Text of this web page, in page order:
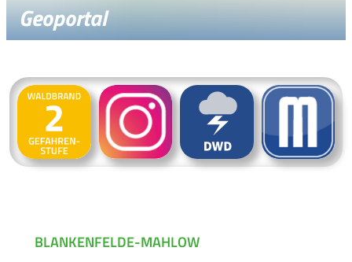
Geoportal
BLANKENFELDE-MAHLOW